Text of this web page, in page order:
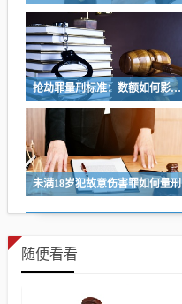
抢劫罪量刑标准：数额如何影响判罚
未满18岁犯故意伤害罪如何量刑
随便看看